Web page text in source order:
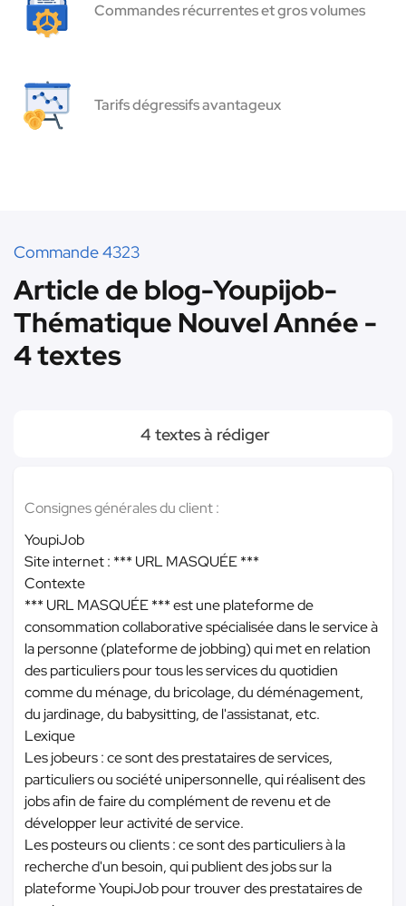
Commandes récurrentes et gros volumes
Tarifs dégressifs avantageux
Commande 4323
Article de blog-Youpijob-
Thématique Nouvel Année -
4 textes
4 textes à rédiger
Consignes générales du client :
YoupiJob
Site internet : *** URL MASQUÉE ***
Contexte
*** URL MASQUÉE ***est une plateforme de
consommation collaborative spécialisée dans le service à
la personne (plateforme de jobbing) qui met en relation
des particuliers pour tous les services du quotidien
comme du ménage, du bricolage, du déménagement,
du jardinage, du babysitting, de l'assistanat, etc.
Lexique
Les jobeurs : ce sont des prestataires de services,
particuliers ou société unipersonnelle, qui réalisent des
jobs afin de faire du complément de revenu et de
développer leur activité de service.
Les posteurs ou clients : ce sont des particuliers à la
recherche d'un besoin, qui publient des jobs sur la
plateforme YoupiJob pour trouver des prestataires de